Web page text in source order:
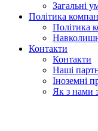
Загальні
Політика
Політика
Контакти
Контакти
Наші
Іноземні
Як з нами